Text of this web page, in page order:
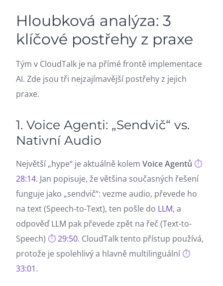
Hloubková analýza: 3
klíčové postřehy z praxe
Tým v CloudTalk je na přímé frontě implementace
AI. Zde jsou tři nejzajímavější postřehy z jejich
praxe.
1. Voice Agenti: „Sendvič“ vs.
Nativní Audio
Největší „hype“ je aktuálně kolem Voice Agentů
28:14. Jan popisuje, že většina současných řešení
funguje jako „sendvič“: vezme audio, převede ho
na text (Speech-to-Text), ten pošle do LLM, a
odpověď LLM pak převede zpět na řeč (Text-to-
Speech)
29:50. CloudTalk tento přístup používá,
protože je spolehlivý a hlavně multilinguální
33:01.